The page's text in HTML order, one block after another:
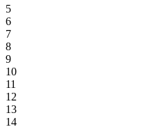
5
6
7
8
9
10
11
12
13
14